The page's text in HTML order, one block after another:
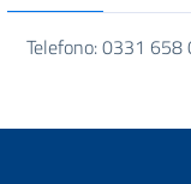
Telefono: 0331 658